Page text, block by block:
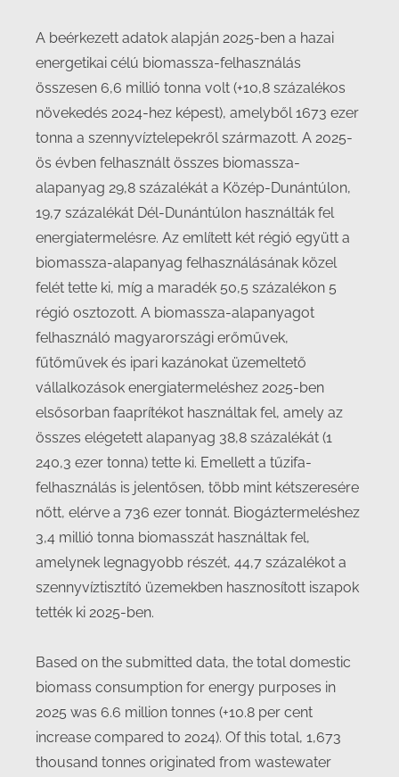
A beérkezett adatok alapján 2025-ben a hazai
energetikai célú biomassza-felhasználás
összesen 6,6 millió tonna volt (+10,8 százalékos
növekedés 2024-hez képest), amelyből 1673 ezer
tonna a szennyvíztelepekről származott. A 2025-
ös évben felhasznált összes biomassza-
alapanyag 29,8 százalékát a Közép-Dunántúlon,
19,7 százalékát Dél-Dunántúlon használták fel
energiatermelésre. Az említett két régió együtt a
biomassza-alapanyag felhasználásának közel
felét tette ki, míg a maradék 50,5 százalékon 5
régió osztozott. A biomassza-alapanyagot
felhasználó magyarországi erőművek,
fűtőművek és ipari kazánokat üzemeltető
vállalkozások energiatermeléshez 2025-ben
elsősorban faaprítékot használtak fel, amely az
összes elégetett alapanyag 38,8 százalékát (1
240,3 ezer tonna) tette ki. Emellett a tűzifa-
felhasználás is jelentősen, több mint kétszeresére
nőtt, elérve a 736 ezer tonnát. Biogáztermeléshez
3,4 millió tonna biomasszát használtak fel,
amelynek legnagyobb részét, 44,7 százalékot a
szennyvíztisztító üzemekben hasznosított iszapok
tették ki 2025-ben.
Based on the submitted data, the total domestic
biomass consumption for energy purposes in
2025 was 6.6 million tonnes (+10.8 per cent
increase compared to 2024). Of this total, 1,673
thousand tonnes originated from wastewater